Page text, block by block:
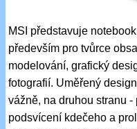
MSI představuje
především pro tvůrce
modelování, grafický
fotografií. Uměřený
vážně, na druhou stranu
podsvícení kdečeho a